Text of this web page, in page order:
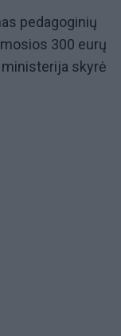
pedagoginių
300 eurų
skyrė